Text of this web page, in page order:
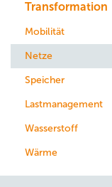
Transformation
Mobilität
Netze
Speicher
Lastmanagement
Wasserstoff
Wärme